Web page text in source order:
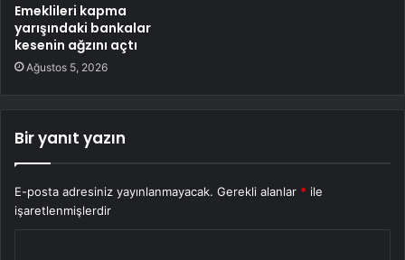
Emeklileri kapma
yarışındaki bankalar
kesenin ağzını açtı
Ağustos 5, 2026
Bir yanıt yazın
E-posta adresiniz yayınlanmayacak. Gerekli alanlar * ile
işaretlenmişlerdir